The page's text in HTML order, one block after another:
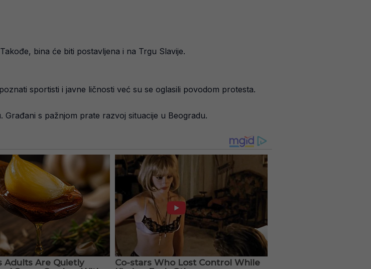
bina će biti postavljena i na Trgu Slavije.
sportisti i javne ličnosti već su se oglasili povodom protesta.
s pažnjom prate razvoj situacije u Beogradu.